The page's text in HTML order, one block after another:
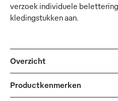
verzoek individuele
kledingstukken aan.
Overzicht
Productkenmerken